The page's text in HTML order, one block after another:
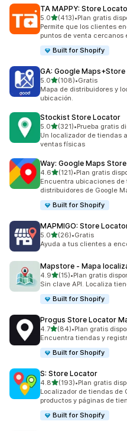
TA MAPPY: Store
5.0de 5 estrellas
(413)
413 reseñas en total
•Plan gratis
Permite que los clientes
puntos de venta cercanos
Built for Shopify
GA: Google
5.0de 5 estrellas
(108)
108 reseñas en total
•Gratis
Mapa de distribuidores y
ubicación.
Stockist Store Locator
5.0de 5 estrellas
(321)
321 reseñas en total
•Prueba gratis
Un localizador de tiendas
ventas físicas
Way: Google Maps
4.6de 5 estrellas
(121)
121 reseñas en total
•Plan gratis
Encuentra ubicaciones
distribuidores de Google
Built for Shopify
MAPMIGO: Store
5.0de 5 estrellas
(26)
26 reseñas en total
•Gratis
Ayuda a tus clientes a
Mapstore ‑ Mapa
4.9de 5 estrellas
(15)
15 reseñas en total
•Plan gratis
Sin clave API. Localiza
Built for Shopify
Progus Store Locator
4.7de 5 estrellas
(84)
84 reseñas en total
•Plan gratis
Encuentra tiendas y
Built for Shopify
S: Store Locator
4.8de 5 estrellas
(193)
193 reseñas en total
•Plan gratis
Localizador de tiendas de
productos y páginas de
Built for Shopify